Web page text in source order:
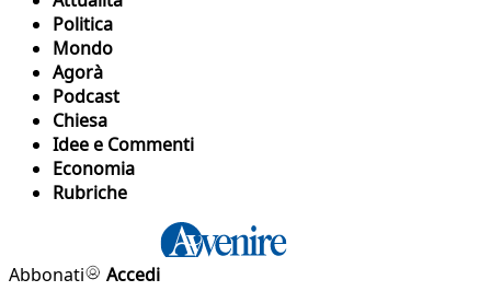
Politica
Mondo
Agorà
Podcast
Chiesa
Idee e Commenti
Economia
Rubriche
Abbonati
Accedi